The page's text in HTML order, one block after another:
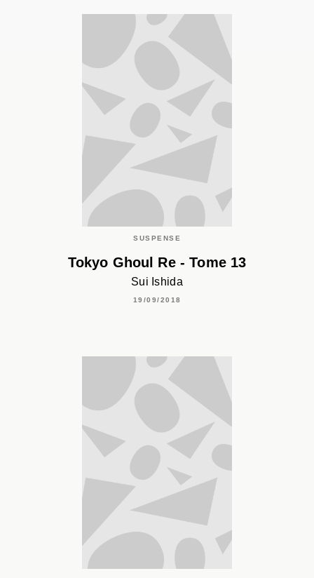
SUSPENSE
Tokyo Ghoul Re - Tome 13
Sui Ishida
19/09/2018